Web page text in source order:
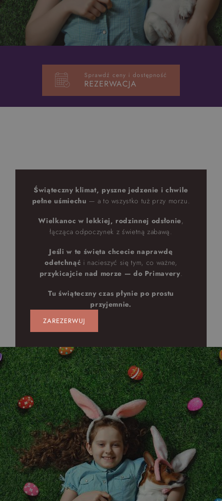
Top 5 bestsellers
WAKACJE nad morzem - Wyspa Skarbów - Pełne
atrakcji Lato 2026
Program odchudzający SPA Deluxe
FIRST MINUTE
Sprawdź ceny i dostępność
REZERWACJA
Świąteczny klimat, pyszne jedzenie i chwile
pełne uśmiechu — a to wszystko tuż przy morzu.
Wielkanoc w lekkiej, rodzinnej odsłonie,
łącząca odpoczynek z świetną zabawą.
Jeśli w te święta chcecie naprawdę
odetchnąć i nacieszyć się tym, co ważne,
przykicajcie nad morze — do Primavery.
Tu świąteczny czas płynie po prostu
przyjemnie.
ZAREZERWUJ